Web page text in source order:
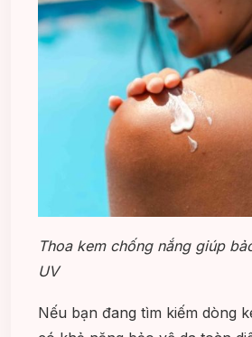
Thoa kem chống nắng giúp
UV
Nếu bạn đang tìm kiếm dòng